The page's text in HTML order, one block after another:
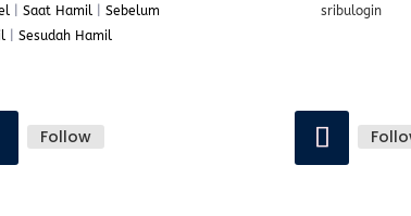
Saat Hamil
Sebelum
Sesudah Hamil
sribulogin
Follow